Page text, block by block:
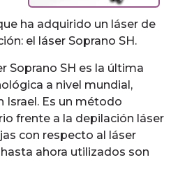
ha adquirido un láser de
el láser Soprano SH.
Soprano SH es la última
a nivel mundial,
Israel. Es un método
frente a la depilación láser
con respecto al láser
ahora utilizados son